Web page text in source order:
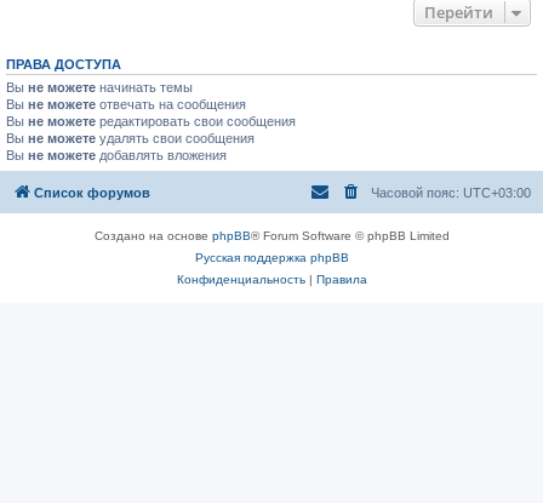
Перейти
ПРАВА ДОСТУПА
Вы не можете начинать темы
Вы не можете отвечать на сообщения
Вы не можете редактировать свои сообщения
Вы не можете удалять свои сообщения
Вы не можете добавлять вложения
Список форумов Часовой пояс: UTC+03:00
Создано на основе phpBB® Forum Software © phpBB Limited
Русская поддержка phpBB
Конфиденциальность| Правила